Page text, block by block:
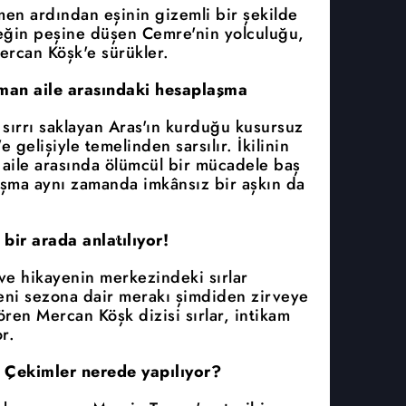
ardından eşinin gizemli bir şekilde
peşine düşen Cemre'nin yolculuğu,
Köşk'e sürükler.
aile arasındaki hesaplaşma
saklayan Aras'ın kurduğu kusursuz
gelişiyle temelinden sarsılır. İkilinin
arasında ölümcül bir mücadele baş
aynı zamanda imkânsız bir aşkın da
arada anlatılıyor!
hikayenin merkezindeki sırlar
sezona dair merakı şimdiden zirveye
Mercan Köşk dizisi sırlar, intikam
nerede yapılıyor?